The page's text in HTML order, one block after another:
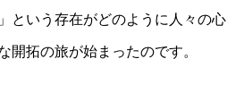
という存在がどのように人々の心
拓の旅が始まったのです。